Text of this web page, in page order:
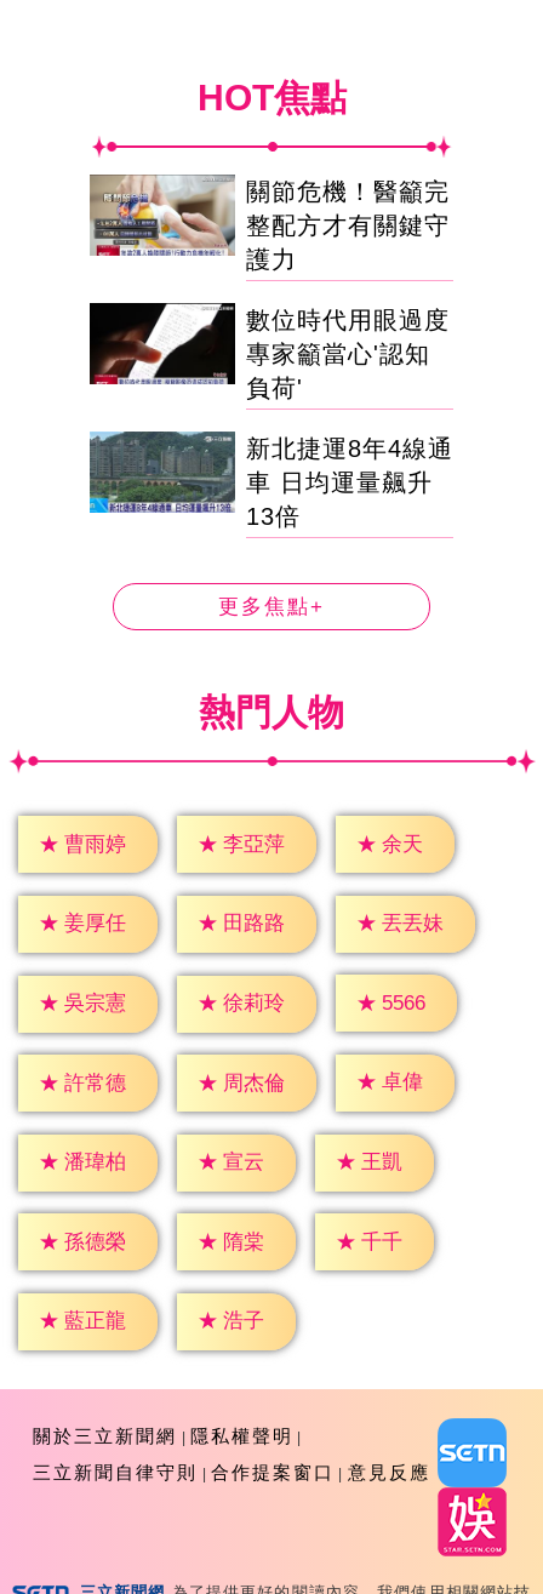
HOT焦點
關節危機！醫籲完
整配方才有關鍵守
護力
數位時代用眼過度
專家籲當心'認知
負荷'
新北捷運8年4線通
車 日均運量飆升
13倍
更多焦點+
熱門人物
★ 曹雨婷 ★ 李亞萍 ★ 余天
★ 姜厚任 ★ 田路路 ★ 丟丟妹
★ 吳宗憲 ★ 徐莉玲 ★ 5566
★ 許常德 ★ 周杰倫 ★ 卓偉
★ 潘瑋柏 ★ 宣云 ★ 王凱
★ 孫德榮 ★ 隋棠 ★ 千千
★ 藍正龍 ★ 浩子
關於三立新聞網
隱私權聲明
三立新聞自律守則
合作提案窗口 意見反應